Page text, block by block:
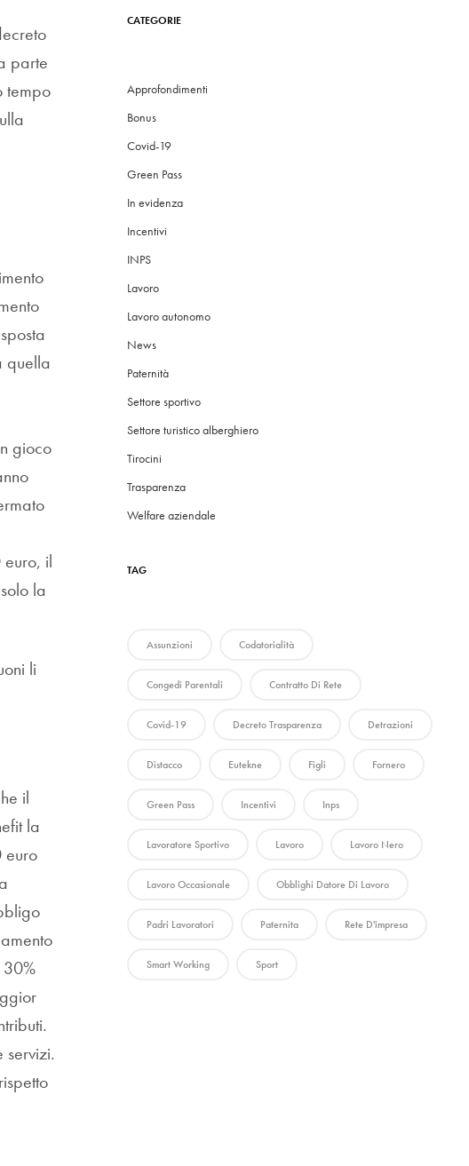
parte
tempo
quella
gioco
il
la
li
il
la
euro
CATEGORIE
Approfondimenti
Bonus
Covid-19
Green Pass
In evidenza
Incentivi
INPS
Lavoro
Lavoro autonomo
News
Paternità
Settore sportivo
Settore turistico alberghiero
Tirocini
Trasparenza
Welfare aziendale
TAG
Assunzioni Codatorialità
Congedi Parentali Contratto Di Rete
Covid-19 Decreto Trasparenza Detrazioni
Distacco Eutekne Figli Fornero
Green Pass Incentivi Inps
Lavoratore Sportivo Lavoro Lavoro Nero
Lavoro Occasionale Obblighi Datore Di Lavoro
Padri Lavoratori Paternita Rete D'impresa
Smart Working Sport